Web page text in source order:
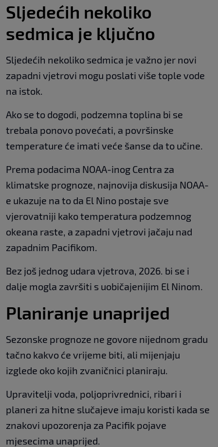
Sljedećih nekoliko
sedmica je ključno
Sljedećih nekoliko sedmica je važno jer novi
zapadni vjetrovi mogu poslati više tople vode
na istok.
Ako se to dogodi, podzemna toplina bi se
trebala ponovo povećati, a površinske
temperature će imati veće šanse da to učine.
Prema podacima NOAA-inog Centra za
klimatske prognoze, najnovija diskusija NOAA-
e ukazuje na to da El Nino postaje sve
vjerovatniji kako temperatura podzemnog
okeana raste, a zapadni vjetrovi jačaju nad
zapadnim Pacifikom.
Bez još jednog udara vjetrova, 2026. bi se i
dalje mogla završiti s uobičajenijim El Ninom.
Planiranje unaprijed
Sezonske prognoze ne govore nijednom gradu
tačno kakvo će vrijeme biti, ali mijenjaju
izglede oko kojih zvaničnici planiraju.
Upravitelji voda, poljoprivrednici, ribari i
planeri za hitne slučajeve imaju koristi kada se
znakovi upozorenja za Pacifik pojave
mjesecima unaprijed.